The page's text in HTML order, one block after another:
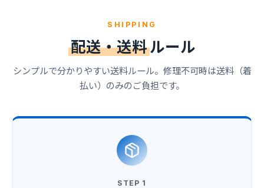
SHIPPING
配送・送料ルール
シンプルで分かりやすい送料ルール。修理不可時は送料（着
払い）のみのご負担です。
STEP 1